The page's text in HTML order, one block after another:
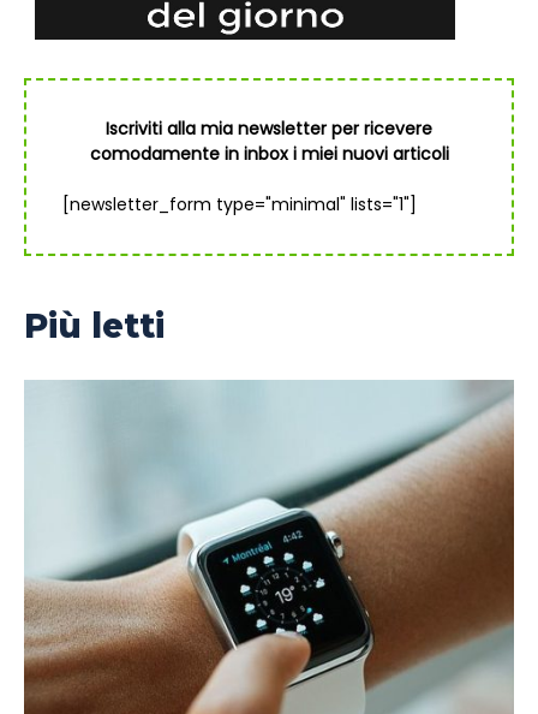
Iscriviti alla mia newsletter per ricevere
comodamente in inbox i miei nuovi articoli
[newsletter_form type="minimal" lists="1"]
Più letti